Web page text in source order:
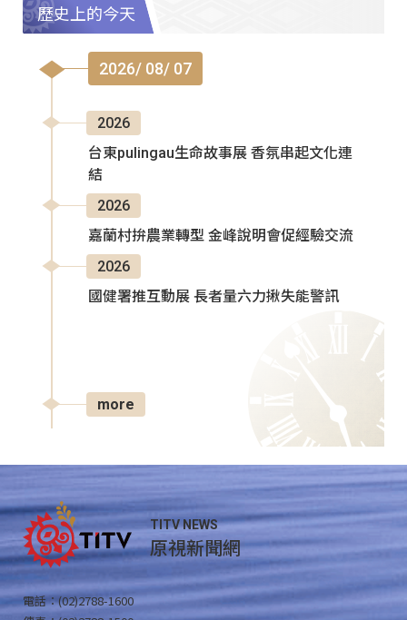
歷史上的今天
2026/ 08/ 07
2026
台東pulingau生命故事展 香氛串起文化連
結
2026
嘉蘭村拚農業轉型 金峰說明會促經驗交流
2026
國健署推互動展 長者量六力揪失能警訊
more
TITV NEWS
原視新聞網
電話：(02)2788-1600